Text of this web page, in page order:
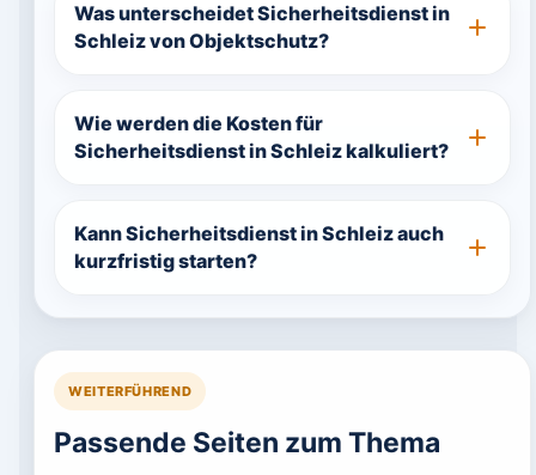
Was unterscheidet Sicherheitsdienst in
Schleiz von Objektschutz?
Wie werden die Kosten für
Sicherheitsdienst in Schleiz kalkuliert?
Kann Sicherheitsdienst in Schleiz auch
kurzfristig starten?
WEITERFÜHREND
Passende Seiten zum Thema